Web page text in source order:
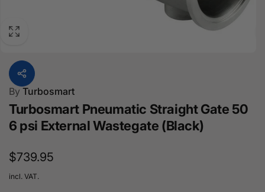
By Turbosmart
Turbosmart Pneumatic Straight Gate 50
6 psi External Wastegate (Black)
Regular
price
$739.95
incl. VAT.